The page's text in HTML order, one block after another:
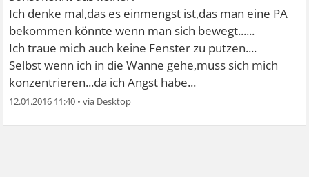
Ich denke mal,das es einmengst ist,das man eine PA
bekommen könnte wenn man sich bewegt......
Ich traue mich auch keine Fenster zu putzen....
Selbst wenn ich in die Wanne gehe,muss sich mich
konzentrieren...da ich Angst habe...
12.01.2016 11:40 •